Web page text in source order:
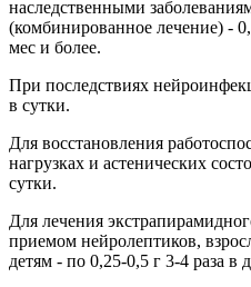
наследственными
(комбинированное лечение) -
мес и более.
При последствиях
в сутки.
Для восстановления
нагрузках и астенических
сутки.
Для лечения
приемом нейролептиков,
детям - по 0,25-0,5 г 3-4 раза в